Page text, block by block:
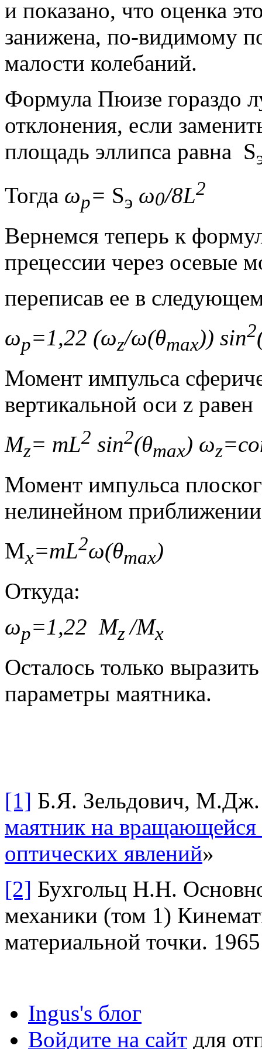
и показано, что оценка
занижена, по-видимому
малости колебаний.
Формула Пюизе гораздо
отклонения, если
площадь эллипса равна S
Тогда ωp= Sэ ω0/8L2
Вернемся теперь к
прецессии через осевые
переписав ее в
ωp=1,22 (ωz/ω(θmax)) sin2
Момент импульса
вертикальной оси z равен
Mz= mL2 sin2(θmax) ωz
Момент импульса
нелинейном
Mx=mL2ω(θmax)
Откуда:
ωp=1,22 Mz/M
Осталось только
параметры маятника.
[1] Б.Я. Зельдович, М.Дж.
маятник на
оптических явлений»
[2] Бухгольц Н.Н.
механики (том 1)
материальной точки. 1965
Ingus's блог
Войдите на сайт для